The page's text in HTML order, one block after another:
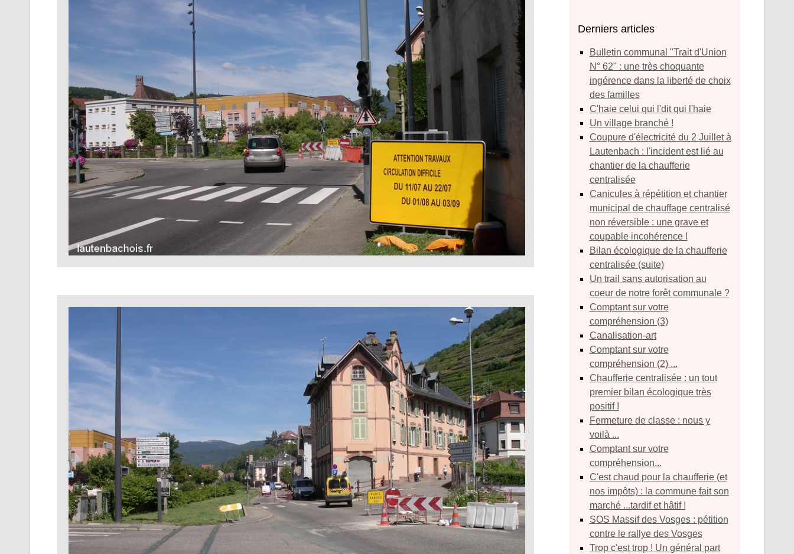
Derniers articles
Bulletin communal "Trait d'Union
N° 62" : une très choquante
ingérence dans la liberté de choix
des familles
C'haie celui qui l'dit qui l'haie
Un village branché !
Coupure d'électricité du 2 Juillet à
Lautenbach : l'incident est lié au
chantier de la chaufferie
centralisée
Canicules à répétition et chantier
municipal de chauffage centralisé
non réversible : une grave et
coupable incohérence !
Bilan écologique de la chaufferie
centralisée (suite)
Un trail sans autorisation au
coeur de notre forêt communale ?
Comptant sur votre
compréhension (3)
Canalisation-art
Comptant sur votre
compréhension (2) ...
Chaufferie centralisée : un tout
premier bilan écologique très
positif !
Fermeture de classe : nous y
voilà ...
Comptant sur votre
compréhension...
C'est chaud pour la chaufferie (et
nos impôts) : la commune fait son
marché ...tardif et hâtif !
SOS Massif des Vosges : pétition
contre le rallye des Vosges
Trop c'est trop ! Un général part